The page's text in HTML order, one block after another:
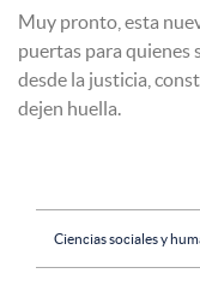
Muy pronto, esta
puertas para quienes
desde la justicia,
dejen huella.
Ciencias sociales y